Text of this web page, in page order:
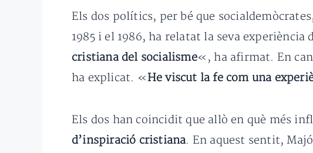
Els dos polítics, per bé que
1985 i el 1986, ha relatat la seva
cristiana del socialisme«, ha afirmat. En
ha explicat. «He viscut la fe com una
Els dos han coincidit que allò en què més
d’inspiració cristiana. En aquest sentit,